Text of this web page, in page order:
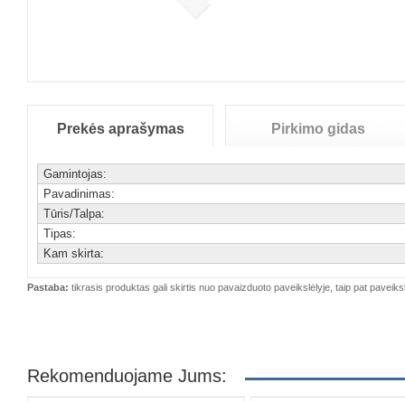
Prekės aprašymas Pirkimo gidas
Gamintojas:
Pavadinimas:
Tūris/Talpa:
Tipas:
Kam skirta:
Pastaba: tikrasis produktas gali skirtis nuo pavaizduoto paveikslėlyje, taip pat
Rekomenduojame Jums: